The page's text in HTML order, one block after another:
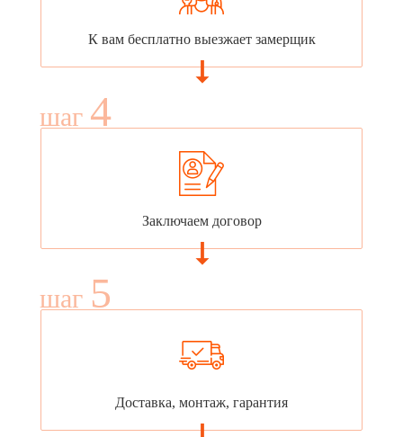
К вам бесплатно выезжает замерщик
шаг 4
Заключаем договор
шаг 5
Доставка, монтаж, гарантия